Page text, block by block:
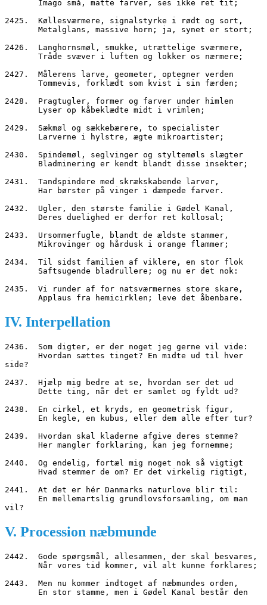
       Imago små, matte farver, ses ikke ret tit;
2425.  Køllesværmere, signalstyrke i rødt og sort,
       Metalglans, massive horn; ja, synet er stort;
2426.  Langhornsmøl, smukke, utrættelige sværmere,
       Tråde svæver i luften og lokker os nærmere;
2427.  Målerens larve, geometer, optegner verden
       Tommevis, forklædt som kvist i sin færden;
2428.  Pragtugler, former og farver under himlen
       Lyser op kåbeklædte midt i vrimlen;
2429.  Sækmøl og sækkebærere, to specialister
       Larverne i hylstre, ægte mikroartister;
2430.  Spindemøl, seglvinger og styltemøls slægter
       Bladminering er kendt blandt disse insekter;
2431.  Tandspindere med skrækskabende larver,
       Har børster på vinger i dæmpede farver.
2432.  Ugler, den største familie i Gødel Kanal,
       Deres duelighed er derfor ret kollosal;
2433.  Ursommerfugle, blandt de ældste stammer,
       Mikrovinger og hårdusk i orange flammer;
2434.  Til sidst familien af viklere, en stor flok
       Saftsugende bladrullere; og nu er det nok:
2435.  Vi runder af for natsværmernes store skare,
       Applaus fra hemicirklen; leve det åbenbare.
IV. Interpellation
2436.  Som digter, er der noget jeg gerne vil vide:
side?
2437.  Hjælp mig bedre at se, hvordan ser det ud
       Dette ting, når det er samlet og fyldt ud?
2438.  En cirkel, et kryds, en geometrisk figur,
       En kegle, en kubus, eller dem alle efter tur?
2439.  Hvordan skal kladerne afgive deres stemme?
       Her mangler forklaring, kan jeg fornemme;
2440.  Og endelig, fortæl mig noget nok så vigtigt
       Hvad stemmer de om? Er det virkelig rigtigt,
2441.  At det er hér Danmarks naturlove blir til:
vil?
V. Procession næbmunde
2442.  Gode spørgsmål, allesammen, der skal besvares,
       Når vores tid kommer, vil alt kunne forklares;
2443.  Men nu kommer indtoget af næbmundes orden,
       En stor stamme, men i Gødel Kanal består den